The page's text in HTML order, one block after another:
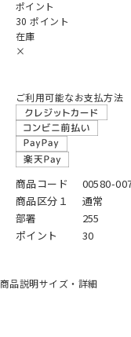
ポイント
30 ポイント
在庫
×
ご利用可能なお支払方法
商品コード
00580-
商品区分１
通常
部署
255
ポイント
30
商品説明サイズ・詳細